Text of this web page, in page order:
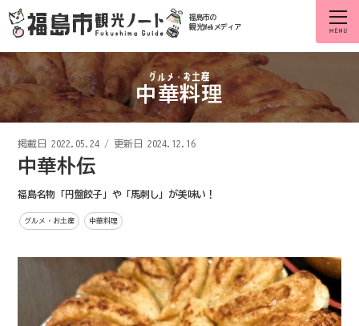
福島市の
観光Webメディア
中華料理
掲載日 2022.05.24 / 更新日 2024.12.16
中華朴伝
福島名物「円盤餃子」や「馬刺し」が美味い！
グルメ・お土産 中華料理